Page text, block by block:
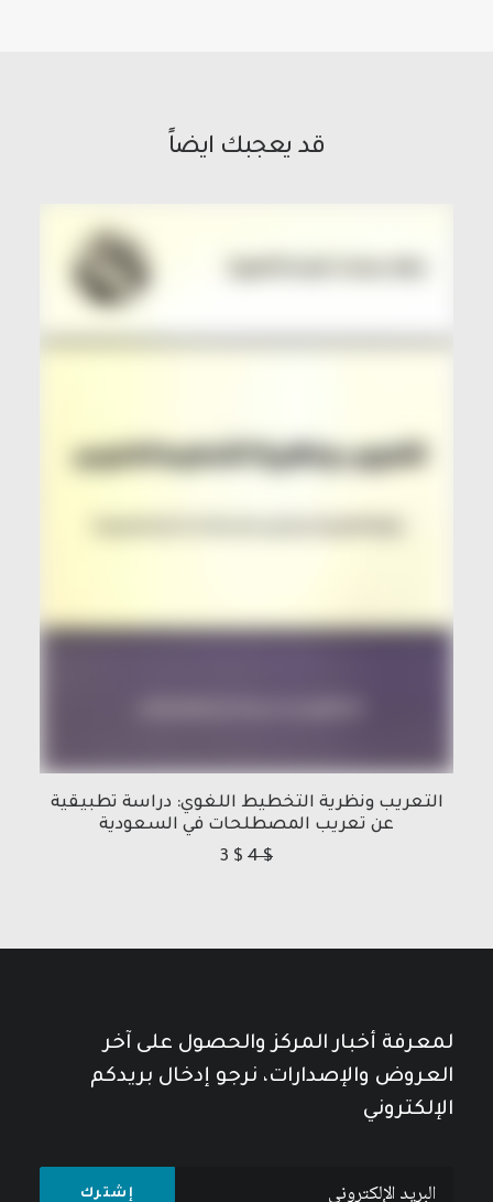
قد يعجبك ايضاً
التعريب ونظرية التخطيط اللغوي: دراسة تطبيقية
عن تعريب المصطلحات في السعودية
4$
3 $
لمعرفة أخبار المركز والحصول على آخر
العروض والإصدارات، نرجو إدخال بريدكم
الإلكتروني